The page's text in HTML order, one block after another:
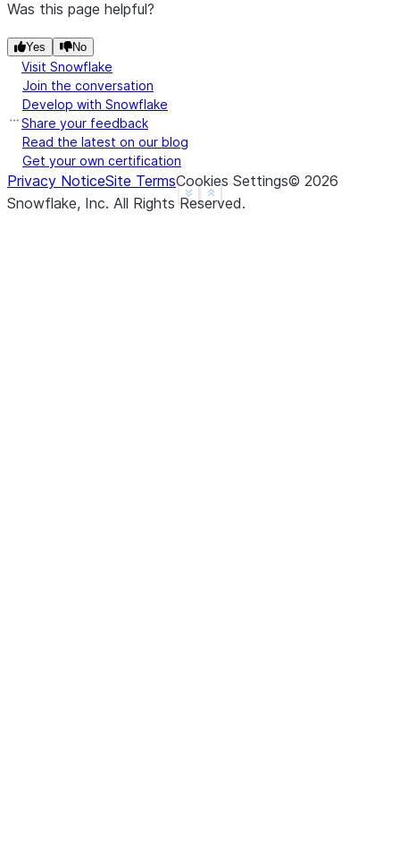
Show less
See more
Was this page helpful?
Yes No
Visit Snowflake
Join the conversation
Develop with Snowflake
Share your feedback
Read the latest on our blog
Get your own certification
Privacy NoticeSite TermsCookies Settings© 2026
Snowflake, Inc. All Rights Reserved.